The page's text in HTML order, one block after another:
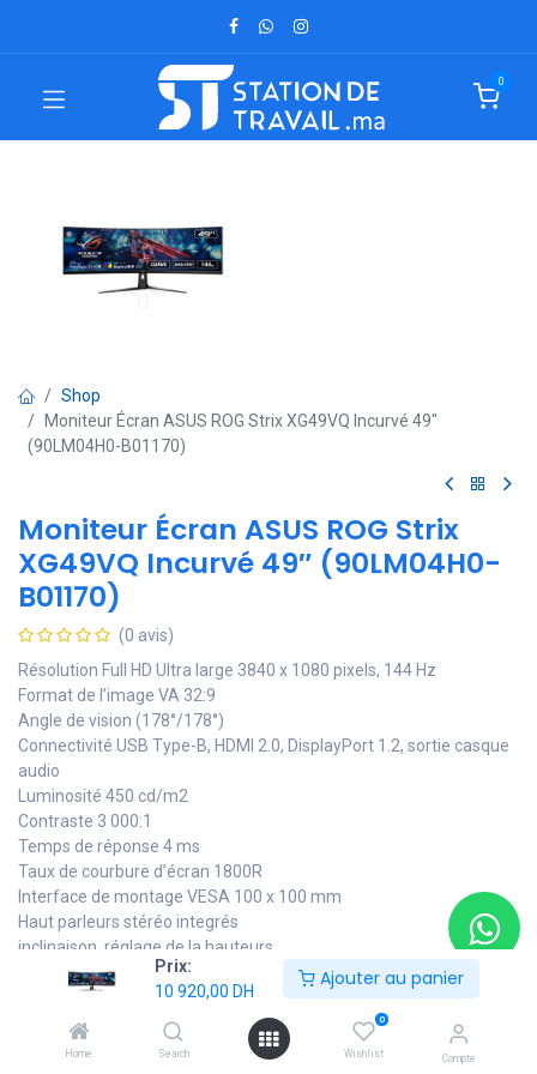
Prix:
10 920,00 DH
Ajouter au panier
Home Search
0
Wishlist Compte
0
Shop
Moniteur Écran ASUS ROG Strix XG49VQ Incurvé 49″
(90LM04H0-B01170)
Moniteur Écran ASUS ROG Strix
XG49VQ Incurvé 49″ (90LM04H0-
B01170)
(0 avis)
Résolution Full HD Ultra large 3840 x 1080 pixels, 144 Hz
Format de l’image VA 32:9
Angle de vision (178°/178°)
Connectivité USB Type-B, HDMI 2.0, DisplayPort 1.2, sortie casque
audio
Luminosité 450 cd/m2
Contraste 3 000:1
Temps de réponse 4 ms
Taux de courbure d’écran 1800R
Interface de montage VESA 100 x 100 mm
Haut parleurs stéréo integrés
inclinaison, réglage de la hauteurs
Garantie 1 an
10 920,00 DH11 290,00DH